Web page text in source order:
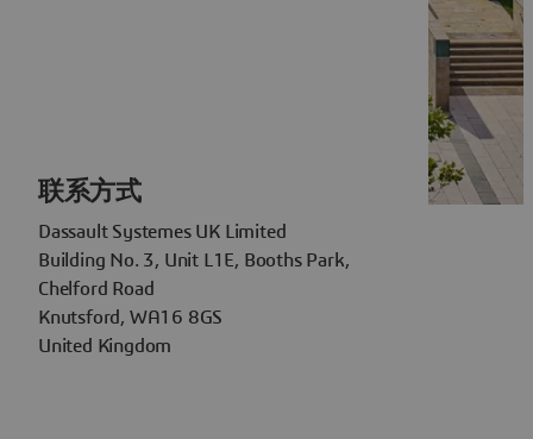
联系方式
Dassault Systemes UK Limited
Building No. 3, Unit L1E, Booths Park,
Chelford Road
Knutsford, WA16 8GS
United Kingdom